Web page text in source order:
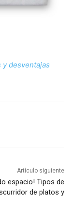
y desventajas
Artículo siguiente
espacio! Tipos de
de platos y